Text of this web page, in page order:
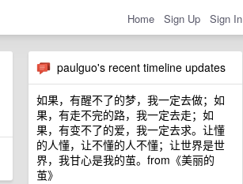
Home Sign Up Sign In
paulguo's recent timeline updates
如果，有醒不了的梦，我一定去做；如
果，有走不完的路，我一定去走；如
果，有变不了的爱，我一定去求。让懂
的人懂，让不懂的人不懂；让世界是世
界，我甘心是我的茧。from《美丽的
茧》